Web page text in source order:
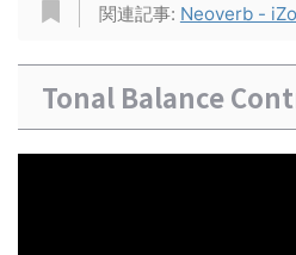
関連記事: Neoverb -
Tonal Balance